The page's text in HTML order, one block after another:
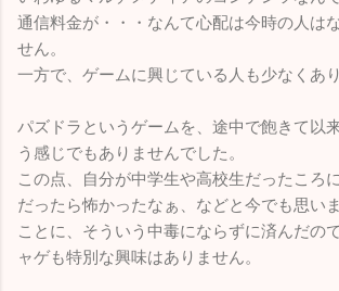
通信料金が・・・なんて心配は今時の人は
せん。
一方で、ゲームに興じている人も少なくあり
パズドラというゲームを、途中で飽きて以
う感じでもありませんでした。
この点、自分が中学生や高校生だったころ
だったら怖かったなぁ、などと今でも思い
ことに、そういう中毒にならずに済んだの
ャゲも特別な興味はありません。